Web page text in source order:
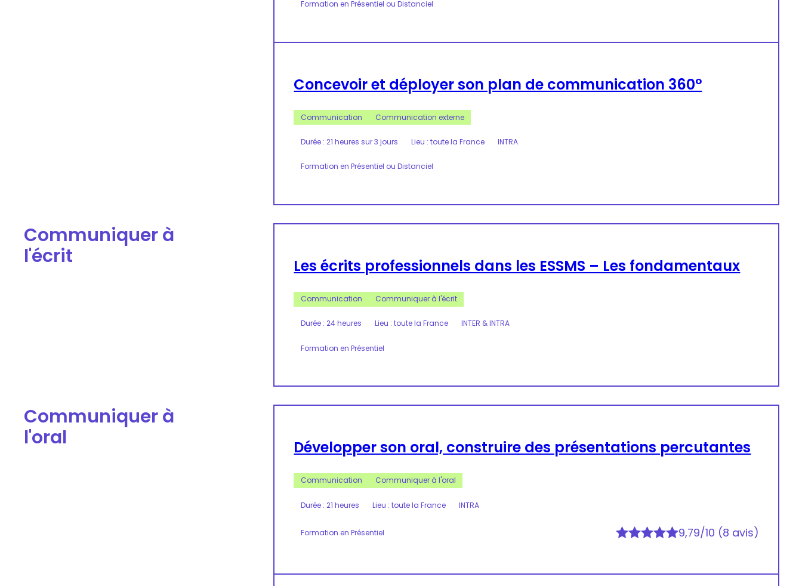
Formation en Présentiel ou Distanciel
Concevoir et déployer son plan de communication 360°
Communication Communication externe
Durée : 21 heures sur 3 jours Lieu : toute la France INTRA
Formation en Présentiel ou Distanciel
Communiquer à
l'écrit
Les écrits professionnels dans les ESSMS – Les fondamentaux
Communication Communiquer à l'écrit
Durée : 24 heures Lieu : toute la France INTER & INTRA
Formation en Présentiel
Communiquer à
l'oral
Développer son oral, construire des présentations percutantes
Communication Communiquer à l'oral
Durée : 21 heures Lieu : toute la France INTRA
Formation en Présentiel 9,79/10 (8 avis)